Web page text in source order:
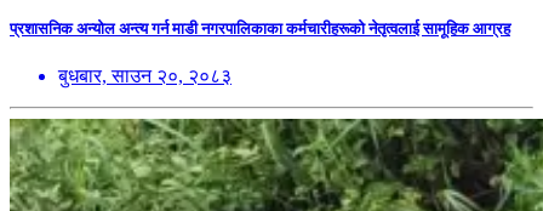
प्रशासनिक अन्योल अन्त्य गर्न माडी नगरपालिकाका कर्मचारीहरूको नेतृत्वलाई सामूहिक आग्रह
बुधबार, साउन २०, २०८३